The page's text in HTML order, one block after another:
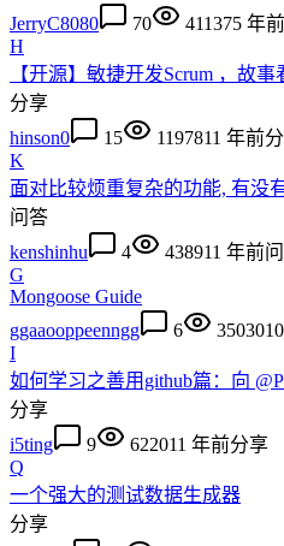
JerryC8080
70 411375 年前
H
【开源】敏捷开发Scrum ，故
分享
hinson0
15 1197811 年前
K
面对比较烦重复杂的功能, 有没
问答
kenshinhu
4 438911 年前
G
Mongoose Guide
ggaaooppeenngg
6 35030
I
如何学习之善用github篇：向
分享
i5ting
9 622011 年前分享
Q
一个强大的测试数据生成器
分享